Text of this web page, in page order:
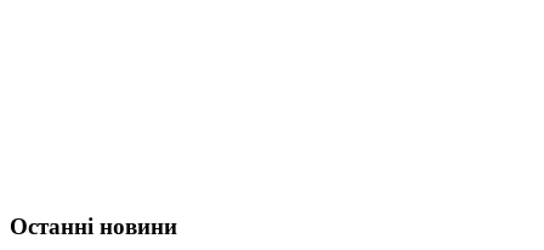
Останні новини